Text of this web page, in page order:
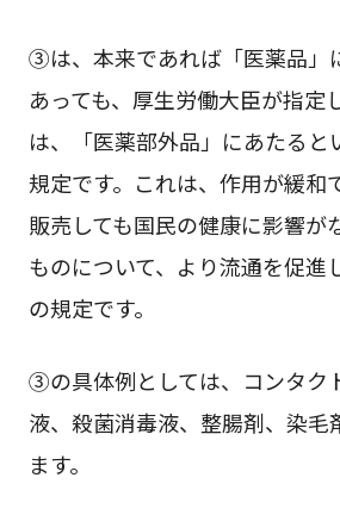
③は、本来であれば「医薬品」
あっても、厚生労働大臣が指定
は、「医薬部外品」にあたると
規定です。これは、作用が緩和
販売しても国民の健康に影響が
ものについて、より流通を促進
の規定です。
③の具体例としては、コンタク
液、殺菌消毒液、整腸剤、染毛
ます。